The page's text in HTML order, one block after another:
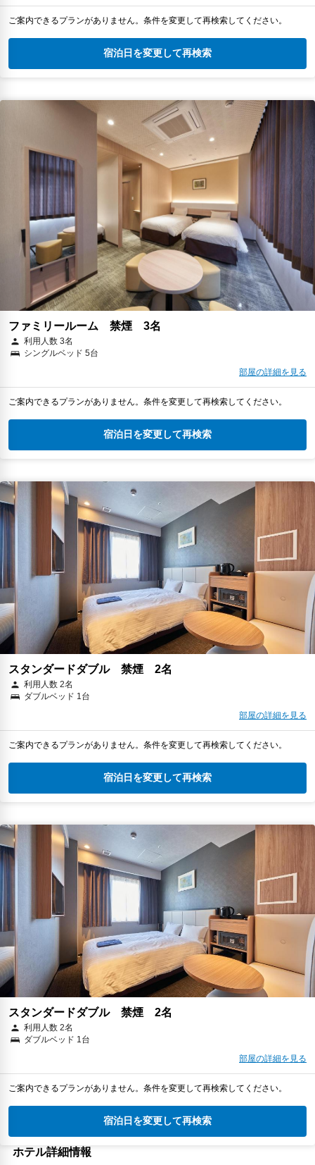
ご案内できるプランがありません。条件を変更して再検索してください。
宿泊日を変更して再検索
ファミリールーム 禁煙 3名
利用人数 3名
シングルベッド 5台
部屋の詳細を見る
ご案内できるプランがありません。条件を変更して再検索してください。
宿泊日を変更して再検索
スタンダードダブル 禁煙 2名
利用人数 2名
ダブルベッド 1台
部屋の詳細を見る
ご案内できるプランがありません。条件を変更して再検索してください。
宿泊日を変更して再検索
スタンダードダブル 禁煙 2名
利用人数 2名
ダブルベッド 1台
部屋の詳細を見る
ご案内できるプランがありません。条件を変更して再検索してください。
宿泊日を変更して再検索
ホテル詳細情報